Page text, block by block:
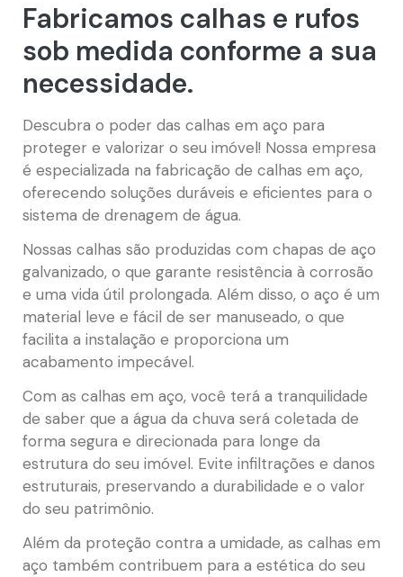
Fabricamos calhas e rufos
sob medida conforme a sua
necessidade.
Descubra o poder das calhas em aço para
proteger e valorizar o seu imóvel! Nossa empresa
é especializada na fabricação de calhas em aço,
oferecendo soluções duráveis e eficientes para o
sistema de drenagem de água.
Nossas calhas são produzidas com chapas de aço
galvanizado, o que garante resistência à corrosão
e uma vida útil prolongada. Além disso, o aço é um
material leve e fácil de ser manuseado, o que
facilita a instalação e proporciona um
acabamento impecável.
Com as calhas em aço, você terá a tranquilidade
de saber que a água da chuva será coletada de
forma segura e direcionada para longe da
estrutura do seu imóvel. Evite infiltrações e danos
estruturais, preservando a durabilidade e o valor
do seu patrimônio.
Além da proteção contra a umidade, as calhas em
aço também contribuem para a estética do seu